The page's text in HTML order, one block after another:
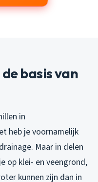
basis van
in
heb je voornamelijk
Maar in delen
op klei- en veengrond,
kunnen zijn dan in